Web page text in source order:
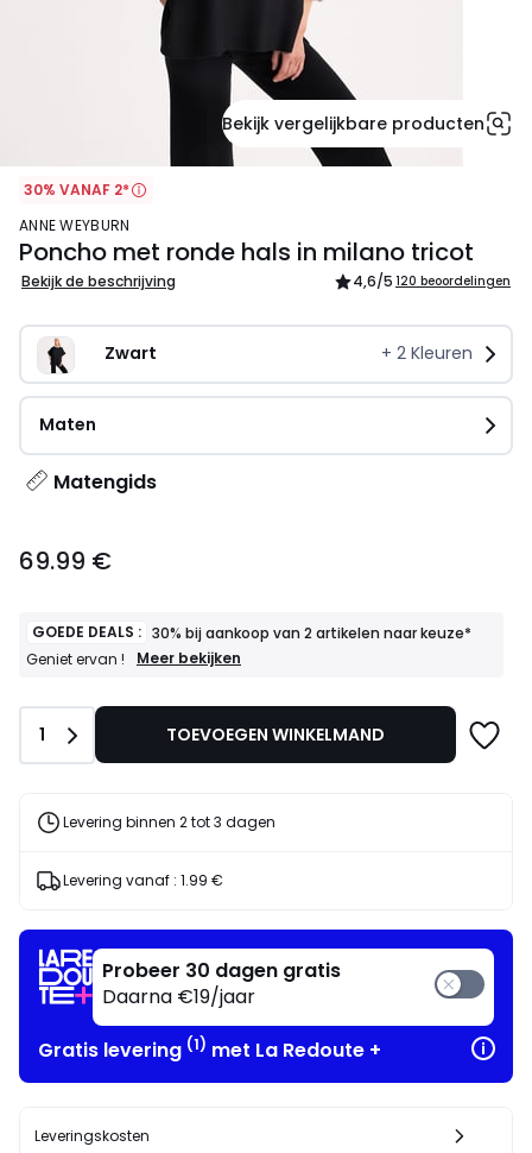
Bekijk vergelijkbare producten
30% VANAF 2*
ANNE WEYBURN
Poncho met ronde hals in milano tricot
Bekijk de beschrijving 4,6/5 120 beoordelingen
Zwart + 2 Kleuren
Maten
Matengids
€.
69.99 €
GOEDE DEALS : 30% bij aankoop van 2 artikelen naar keuze*
Geniet ervan !
GOEDE
artikelen
Geniet
Meer bekijken
Aantal
1 TOEVOEGEN WINKELMAND
Levering binnen 2 tot 3 dagen
Levering vanaf : 1.99 €
Probeer 30 dagen gratis
Daarna €19/jaar
Gratis levering (1) met La Redoute +
Leveringskosten